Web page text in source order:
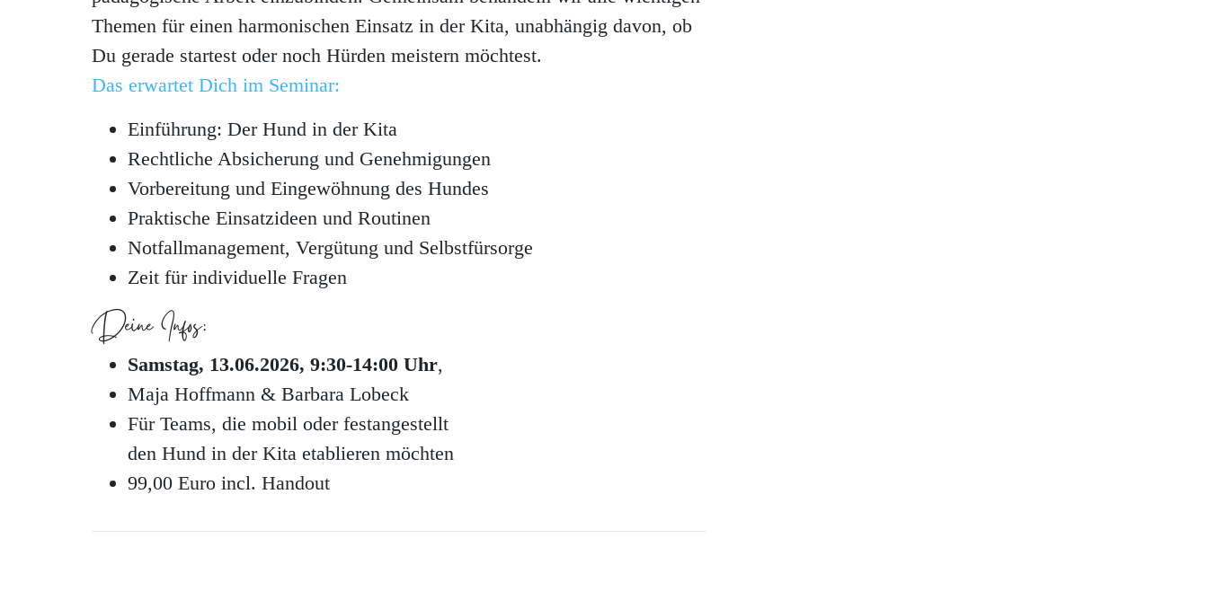
Themen für einen harmonischen Einsatz in der Kita, unabhängig davon, ob
Du gerade startest oder noch Hürden meistern möchtest.
Das erwartet Dich im Seminar:
Einführung: Der Hund in der Kita
Rechtliche Absicherung und Genehmigungen
Vorbereitung und Eingewöhnung des Hundes
Praktische Einsatzideen und Routinen
Notfallmanagement, Vergütung und Selbstfürsorge
Zeit für individuelle Fragen
Deine Infos:
Samstag, 13.06.2026, 9:30-14:00 Uhr,
Maja Hoffmann & Barbara Lobeck
Für Teams, die mobil oder festangestellt
den Hund in der Kita etablieren möchten
99,00 Euro incl. Handout